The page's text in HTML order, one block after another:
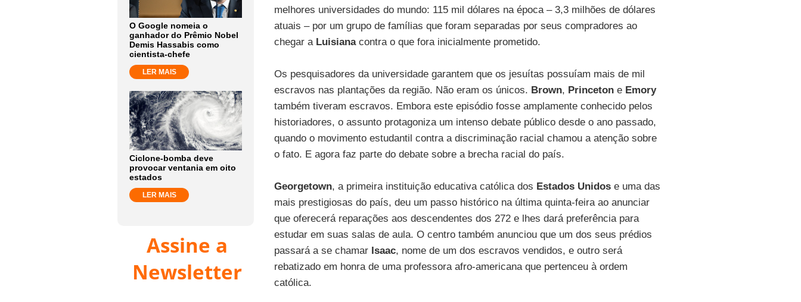
O Google nomeia o
ganhador do Prêmio Nobel
Demis Hassabis como
cientista-chefe
LER MAIS
Ciclone-bomba deve
provocar ventania em oito
estados
LER MAIS
Assine a
Newsletter
melhores universidades do mundo: 115 mil dólares na época – 3,3 milhões de dólares
atuais – por um grupo de famílias que foram separadas por seus compradores ao
chegar a Luisianacontra o que fora inicialmente prometido.
Os pesquisadores da universidade garantem que os jesuítas possuíam mais de mil
escravos nas plantações da região. Não eram os únicos. Brown, Princetone Emory
também tiveram escravos. Embora este episódio fosse amplamente conhecido pelos
historiadores, o assunto protagoniza um intenso debate público desde o ano passado,
quando o movimento estudantil contra a discriminação racial chamou a atenção sobre
o fato. E agora faz parte do debate sobre a brecha racial do país.
Georgetown, a primeira instituição educativa católica dos Estados Unidose uma das
mais prestigiosas do país, deu um passo histórico na última quinta-feira ao anunciar
que oferecerá reparações aos descendentes dos 272 e lhes dará preferência para
estudar em suas salas de aula. O centro também anunciou que um dos seus prédios
passará a se chamar Isaac, nome de um dos escravos vendidos, e outro será
rebatizado em honra de uma professora afro-americana que pertenceu à ordem
católica.